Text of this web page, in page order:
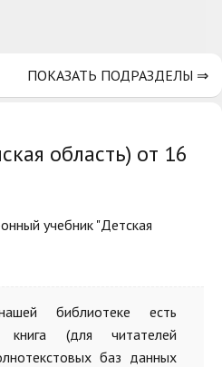
область) от 16
учебник "Детская
библиотеке есть
книга (для читателей
баз данных
ПОКАЗАТЬ ПОДРАЗДЕЛЫ ⇒